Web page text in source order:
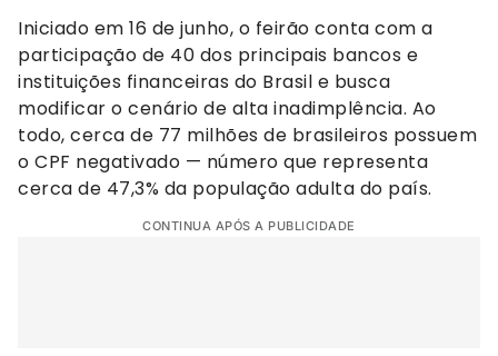
Iniciado em 16 de junho, o feirão conta com a
participação de 40 dos principais bancos e
instituições financeiras do Brasil e busca
modificar o cenário de alta inadimplência. Ao
todo, cerca de 77 milhões de brasileiros possuem
o CPF negativado — número que representa
cerca de 47,3% da população adulta do país.
CONTINUA APÓS A PUBLICIDADE